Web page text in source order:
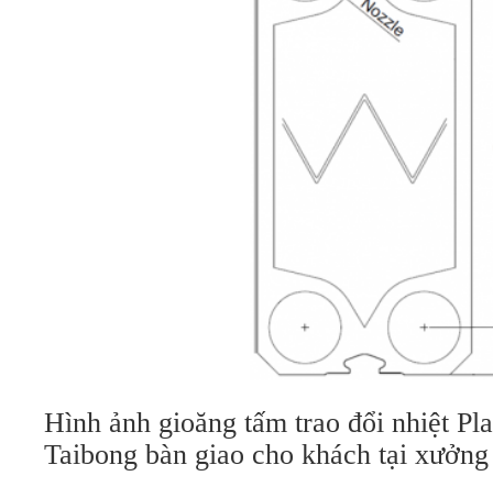
Hình ảnh gioăng tấm trao đổi nhiệt
Taibong bàn giao cho khách tại